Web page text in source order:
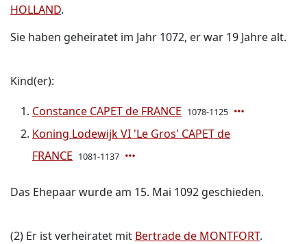
HOLLAND.
Sie haben geheiratet im Jahr 1072, er war 19 Jahre alt.
Kind(er):
Constance CAPET de FRANCE 1078-1125
Koning Lodewijk VI 'Le Gros' CAPET de
FRANCE 1081-1137
Das Ehepaar wurde am 15. Mai 1092 geschieden.
(2) Er ist verheiratet mit Bertrade de MONTFORT.